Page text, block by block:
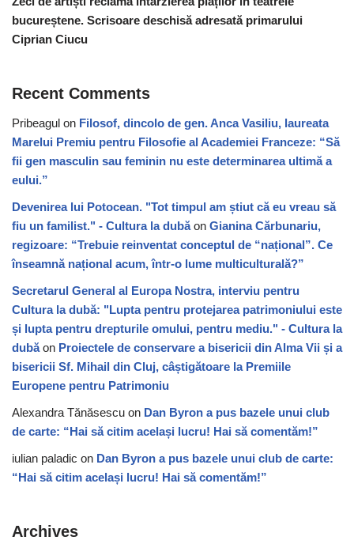
bucureștene. Scrisoare deschisă adresată primarului
Ciprian Ciucu
Recent Comments
Pribeagul on Filosof, dincolo de gen. Anca Vasiliu, laureata
Marelui Premiu pentru Filosofie al Academiei Franceze: “Să
fii gen masculin sau feminin nu este determinarea ultimă a
eului.”
Devenirea lui Potocean. "Tot timpul am știut că eu vreau să
fiu un familist." - Cultura la dubăon Gianina Cărbunariu,
regizoare: “Trebuie reinventat conceptul de “național”. Ce
înseamnă național acum, într-o lume multiculturală?”
Secretarul General al Europa Nostra, interviu pentru
Cultura la dubă: "Lupta pentru protejarea patrimoniului este
și lupta pentru drepturile omului, pentru mediu." - Cultura la
dubăon Proiectele de conservare a bisericii din Alma Vii și a
bisericii Sf. Mihail din Cluj, câștigătoare la Premiile
Europene pentru Patrimoniu
Alexandra Tănăsescu on Dan Byron a pus bazele unui club
de carte: “Hai să citim același lucru! Hai să comentăm!”
iulian paladic on Dan Byron a pus bazele unui club de carte:
“Hai să citim același lucru! Hai să comentăm!”
Archives